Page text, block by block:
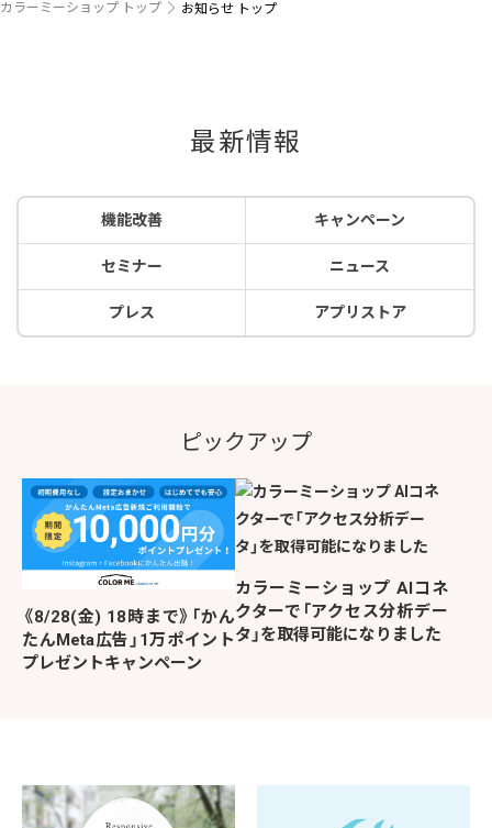
カラーミーショップ トップ お知らせ トップ
最新情報
機能改善 キャンペーン
セミナー ニュース
プレス アプリストア
ピックアップ
《8/28(金) 18時まで》「かん
たんMeta広告」1万ポイント
プレゼントキャンペーン
カラーミーショップ AIコネ
クターで「アクセス分析デー
タ」を取得可能になりました